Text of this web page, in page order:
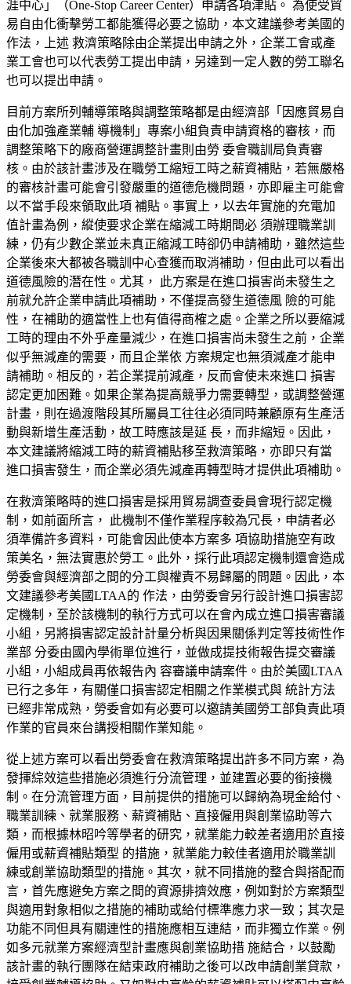
涯中心」（One-Stop Career Center）申請各項津貼。 為使受貿
易自由化衝擊勞工都能獲得必要之協助，本文建議參考美國的
作法，上述 救濟策略除由企業提出申請之外，企業工會或產
業工會也可以代表勞工提出申請， 另達到一定人數的勞工聯名
也可以提出申請。
目前方案所列輔導策略與調整策略都是由經濟部「因應貿易自
由化加強產業輔 導機制」專案小組負責申請資格的審核，而
調整策略下的廠商營運調整計畫則由勞 委會職訓局負責審
核。由於該計畫涉及在職勞工縮短工時之薪資補貼，若無嚴格
的審核計畫可能會引發嚴重的道德危機問題，亦即雇主可能會
以不當手段來領取此項 補貼。事實上，以去年實施的充電加
值計畫為例，縱使要求企業在縮減工時期間必 須辦理職業訓
練，仍有少數企業並未真正縮減工時卻仍申請補助，雖然這些
企業後來大都被各職訓中心查獲而取消補助，但由此可以看出
道德風險的潛在性。尤其， 此方案是在進口損害尚未發生之
前就允許企業申請此項補助，不僅提高發生道德風 險的可能
性，在補助的適當性上也有值得商榷之處。企業之所以要縮減
工時的理由不外乎產量減少，在進口損害尚未發生之前，企業
似乎無減產的需要，而且企業依 方案規定也無須減產才能申
請補助。相反的，若企業提前減產，反而會使未來進口 損害
認定更加困難。如果企業為提高競爭力需要轉型，或調整營運
計畫，則在過渡階段其所屬員工往往必須同時兼顧原有生產活
動與新增生產活動，故工時應該是延 長，而非縮短。因此，
本文建議將縮減工時的薪資補貼移至救濟策略，亦即只有當
進口損害發生，而企業必須先減產再轉型時才提供此項補助。
在救濟策略時的進口損害是採用貿易調查委員會現行認定機
制，如前面所言， 此機制不僅作業程序較為冗長，申請者必
須準備許多資料，可能會因此使本方案多 項協助措施空有政
策美名，無法實惠於勞工。此外，採行此項認定機制還會造成
勞委會與經濟部之間的分工與權責不易歸屬的問題。因此，本
文建議參考美國LTAA的 作法，由勞委會另行設計進口損害認
定機制，至於該機制的執行方式可以在會內成立進口損害審議
小組，另將損害認定設計計量分析與因果關係判定等技術性作
業部 分委由國內學術單位進行，並做成提技術報告提交審議
小組，小組成員再依報告內 容審議申請案件。由於美國LTAA
已行之多年，有關僅口損害認定相關之作業模式與 統計方法
已經非常成熟，勞委會如有必要可以邀請美國勞工部負責此項
作業的官員來台講授相關作業知能。
從上述方案可以看出勞委會在救濟策略提出許多不同方案，為
發揮綜效這些措施必須進行分流管理，並建置必要的銜接機
制。在分流管理方面，目前提供的措施可以歸納為現金給付、
職業訓練、就業服務、薪資補貼、直接僱用與創業協助等六
類，而根據林昭吟等學者的研究，就業能力較差者適用於直接
僱用或薪資補貼類型 的措施，就業能力較佳者適用於職業訓
練或創業協助類型的措施。其次，就不同措施的整合與搭配而
言，首先應避免方案之間的資源排擠效應，例如對於方案類型
與適用對象相似之措施的補助或給付標準應力求一致；其次是
功能不同但具有關連性的措施應相互連結，而非獨立作業。例
如多元就業方案經濟型計畫應與創業協助措 施結合，以鼓勵
該計畫的執行團隊在結束政府補助之後可以改申請創業貸款，